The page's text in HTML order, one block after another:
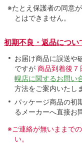
※たとえ保護者の同意
とはできません。
初期不良・返品につい
お届け商品に誤送や
ですが 商品到着後７
幌店に関するお問い
方法をご案内いたし
パッケージ商品の初
るメーカーへ直接お
※ご連絡が無いままで
い。